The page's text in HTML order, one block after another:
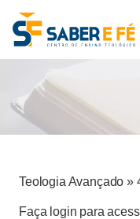
Teologia Avançado »
Faça login para